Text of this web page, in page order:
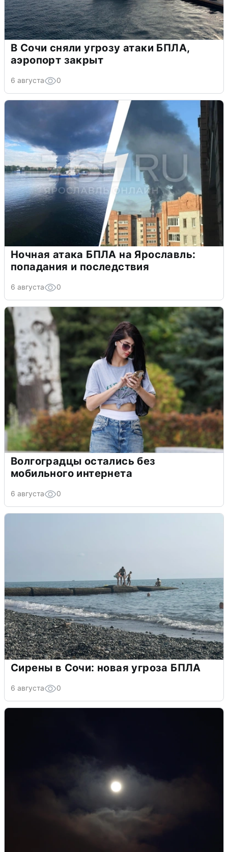
В Сочи сняли угрозу атаки БПЛА,
аэропорт закрыт
6 августа 0
Ночная атака БПЛА на Ярославль:
попадания и последствия
6 августа 0
Волгоградцы остались без
мобильного интернета
6 августа 0
Сирены в Сочи: новая угроза БПЛА
6 августа 0